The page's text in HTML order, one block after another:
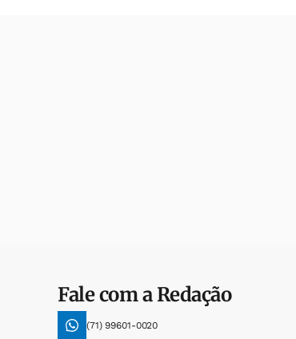
Fale com a Redação
(71) 99601-0020